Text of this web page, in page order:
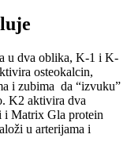
u dva oblika, K-1 i K-
osteokalcin,
i zubima da “izvuku”
K2 aktivira dva
i Matrix Gla protein
u arterijama i